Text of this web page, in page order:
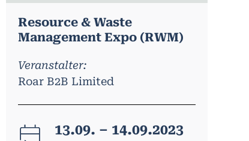
Resource & Waste
Management Expo (RWM)
Veranstalter:
Roar B2B Limited
13.09. – 14.09.2023